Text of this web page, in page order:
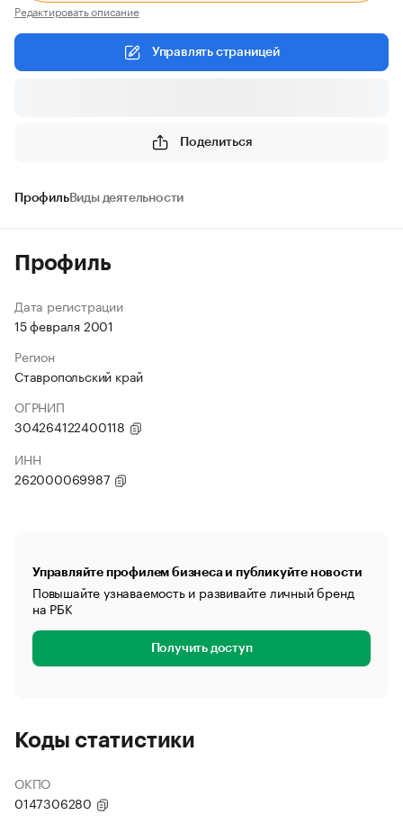
Редактировать описание
Управлять страницей
Поделиться
ПрофильВиды деятельности
Профиль
Дата регистрации
15 февраля 2001
Регион
Ставропольский край
ОГРНИП
304264122400118
ИНН
262000069987
Управляйте профилем бизнеса и публикуйте новости
Повышайте узнаваемость и развивайте личный бренд
на РБК
Получить доступ
Коды статистики
ОКПО
0147306280